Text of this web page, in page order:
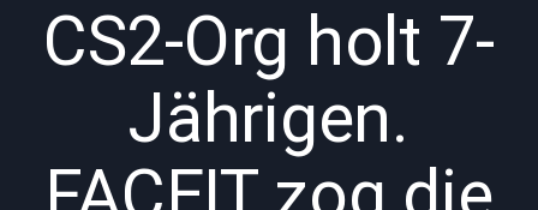
CS2-Org holt 7-
Jährigen.